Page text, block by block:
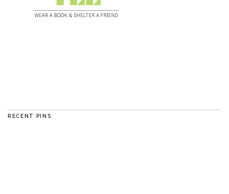
RECENT PINS